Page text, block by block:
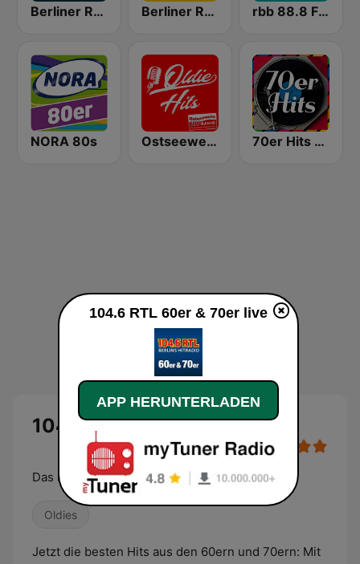
Berliner Rundfunk 91.4 Berliner Rundfunk 100% Deutsch rbb 88.8 FM
NORA 80s Ostseewelle Oldie Hits 70er Hits - von 80er 90er OLDIE ANTENNE
104.6 RTL 60er & 70er Live
Das Beste der 60er und 70er
Oldies
Jetzt die besten Hits aus den 60ern und 70ern: Mit
104.6 RTL 60er & 70er live
APP HERUNTERLADEN